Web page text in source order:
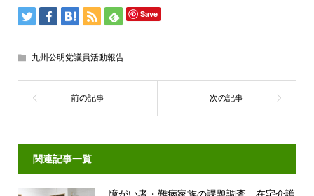
Save
九州公明党議員活動報告
関連記事一覧
障がい者・難病家族の課題調査 在宅介護